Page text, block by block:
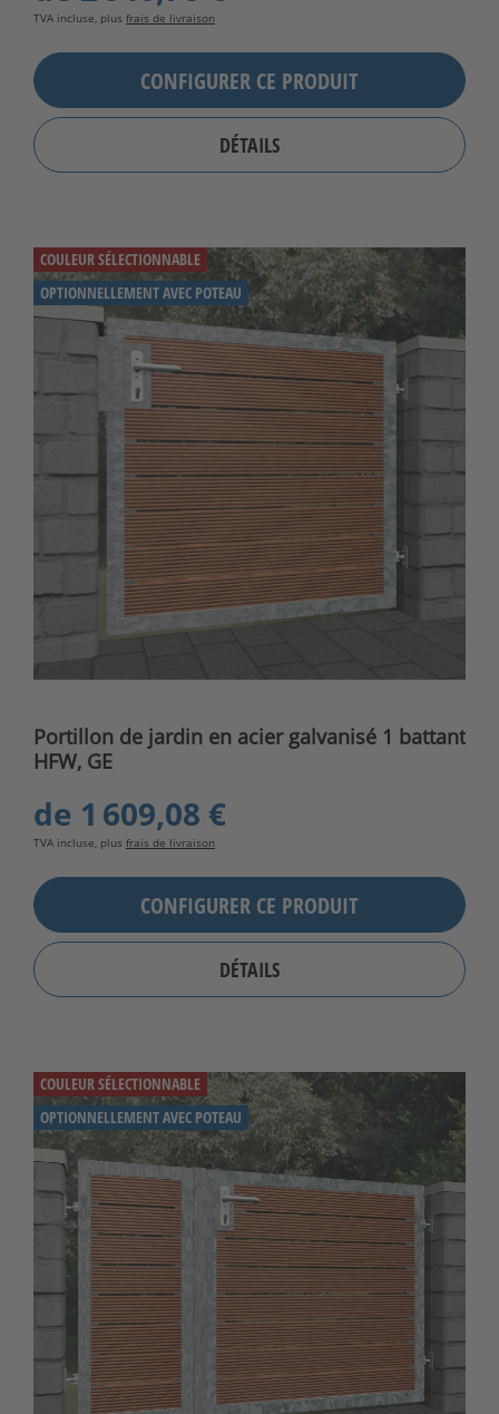
TVA incluse, plus frais de livraison
CONFIGURER CE PRODUIT
DÉTAILS
COULEUR SÉLECTIONNABLE
OPTIONNELLEMENT AVEC POTEAU
Portillon de jardin en acier galvanisé 1 battant
HFW, GE
de 1 609,08 €
TVA incluse, plus frais de livraison
CONFIGURER CE PRODUIT
DÉTAILS
COULEUR SÉLECTIONNABLE
OPTIONNELLEMENT AVEC POTEAU